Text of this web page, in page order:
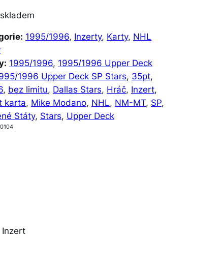
1995/1996, Inzerty, Karty, NHL
1995/1996, 1995/1996 Upper Deck
1996 Upper Deck SP Stars, 35pt
, bez limitu, Dallas Stars, Hráč, Inzert
karta, Mike Modano, NHL, NM-MT, SP
Státy, Stars, Upper Deck
Inzert